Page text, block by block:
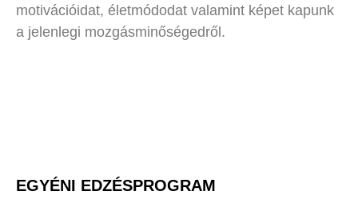
motivációidat, életmódodat valamint képet kapunk
a jelenlegi mozgásminőségedről.
EGYÉNI EDZÉSPROGRAM